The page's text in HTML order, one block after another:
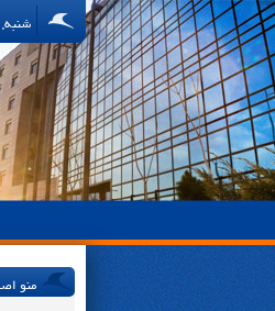
شنبه, 17 مرداد 1405
منو